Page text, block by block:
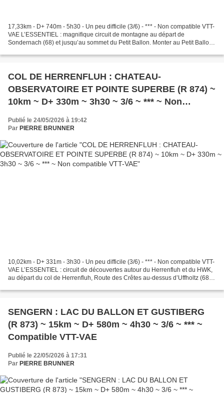
17,33km - D+ 740m - 5h30 - Un peu difficile (3/6) - *** - Non compatible VTT-
VAE L’ESSENTIEL : magnifique circuit de montagne au départ de
Sondernach (68) et jusqu’au sommet du Petit Ballon. Monter au Petit Ballon
COL DE HERRENFLUH : CHATEAU-
OBSERVATOIRE ET POINTE SUPERBE (R 874) ~
10km ~ D+ 330m ~ 3h30 ~ 3/6 ~ *** ~ Non
Publié le 24/05/2026 à 19:42
Par PIERRE BRUNNER
10,02km - D+ 331m - 3h30 - Un peu difficile (3/6) - *** - Non compatible VTT-
VAE L’ESSENTIEL : circuit de découvertes autour du Herrenfluh et du HWK,
au départ du col de Herrenfluh, Route des Crêtes au-dessus d’Uffholtz (68).
SENGERN : LAC DU BALLON ET GUSTIBERG
(R 873) ~ 15km ~ D+ 580m ~ 4h30 ~ 3/6 ~ *** ~
Compatible VTT-VAE
Publié le 22/05/2026 à 17:31
Par PIERRE BRUNNER